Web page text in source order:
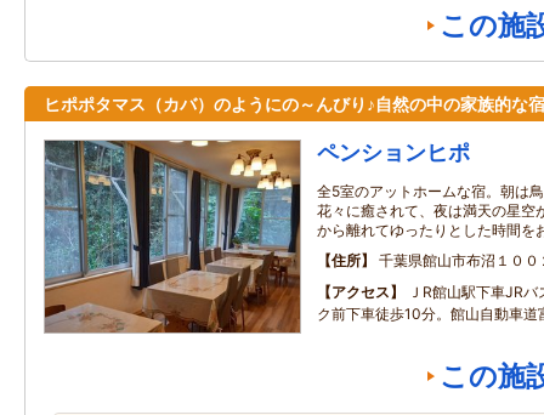
この施
ヒポポタマス（カバ）のようにの～んびり♪自然の中の家族的な宿
ペンションヒポ
全5室のアットホームな宿。朝は
花々に癒されて、夜は満天の星
から離れてゆったりとした時間を
住所
千葉県館山市布沼１００
アクセス
ＪR館山駅下車JR
ク前下車徒歩10分。館山自動車道
この施